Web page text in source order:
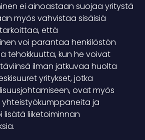
ei ainoastaan suojaa yritystä
myös vahvistaa sisäisiä
että
voi parantaa henkilöstön
tehokkuutta, kun he voivat
ilman jatkuvaa huolta
yritykset, jotka
ovat myös
ja
lisätä liiketoiminnan